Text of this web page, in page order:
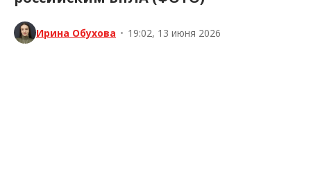
Ирина Обухова • 19:02, 13 июня 2026